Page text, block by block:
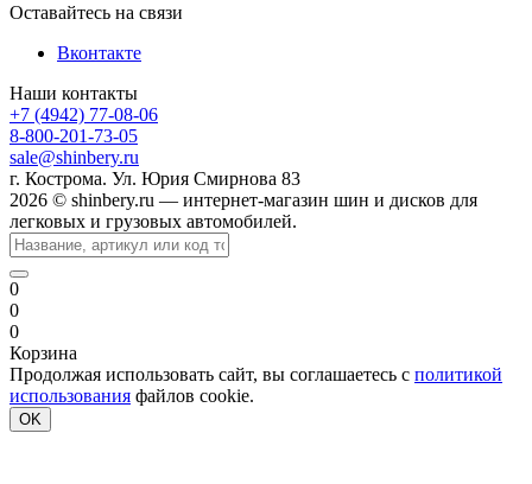
Оставайтесь на связи
Вконтакте
Наши контакты
+7 (4942) 77-08-06
8-800-201-73-05
sale@shinbery.ru
г. Кострома. Ул. Юрия Смирнова 83
2026 © shinbery.ru — интернет-магазин шин и дисков для
легковых и грузовых автомобилей.
0
0
0
Корзина
Продолжая использовать сайт, вы соглашаетесь с политикой
использования файлов cookie.
OK